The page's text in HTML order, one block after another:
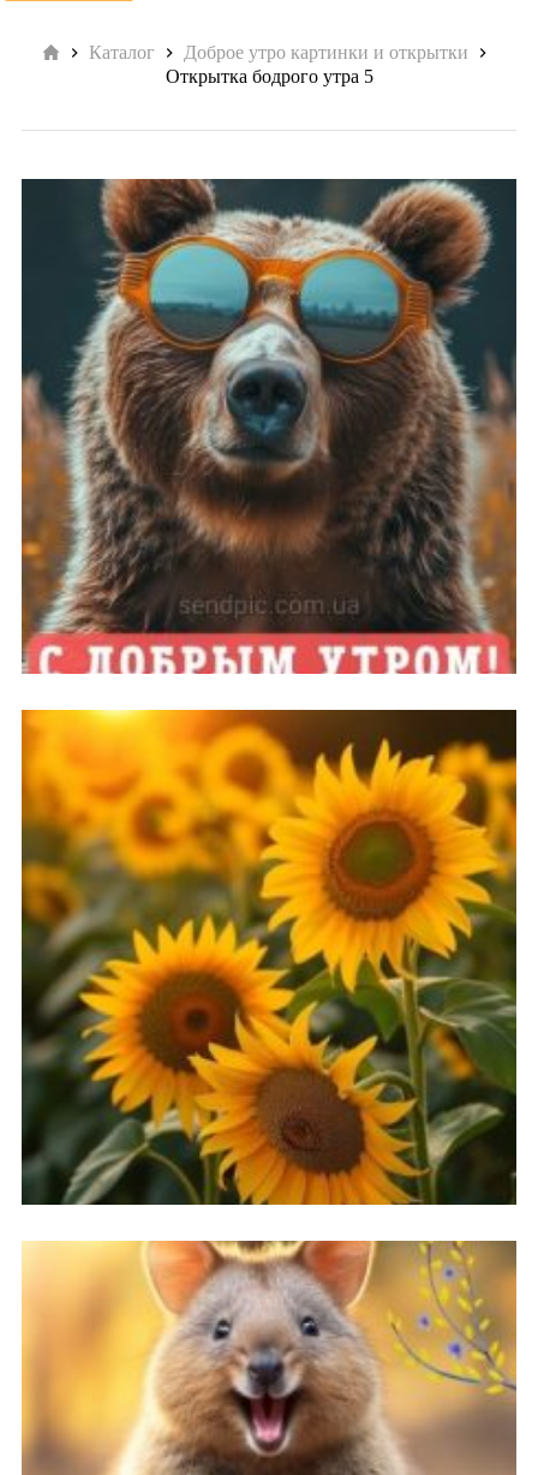
ГлавнаяКаталог
Доброе утро картинки и открытки
Открытка бодрого утра 5